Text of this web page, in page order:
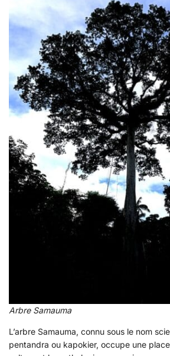
Arbre Samauma
L’arbre Samauma, connu sous le nom
pentandra ou kapokier, occupe une